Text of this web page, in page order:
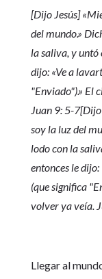
[Dijo Jesús]
del mundo.»
la saliva, y untó
dijo: «Ve a
"Enviado").» El
Juan 9: 5-
soy la luz del
lodo con la
entonces le dijo:
(que significa
volver ya veía.
Llegar al